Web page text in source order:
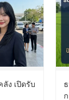
ง เปิดรับ